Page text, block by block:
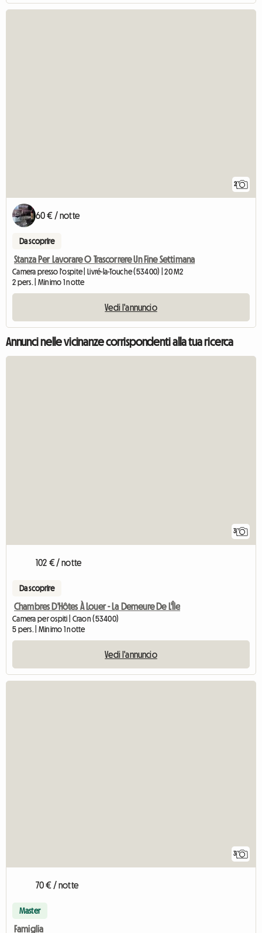
2
60 € / notte
Da scoprire
Stanza Per Lavorare O Trascorrere Un Fine Settimana
Camera presso l'ospite | Livré-la-Touche (53400) | 20 M2
2 pers. | Minimo 1 notte
Vedi l'annuncio
Annunci nelle vicinanze corrispondenti alla tua ricerca
3
102 € / notte
Da scoprire
Chambres D'Hôtes À Louer - La Demeure De L'Île
Camera per ospiti | Craon (53400)
5 pers. | Minimo 1 notte
Vedi l'annuncio
3
70 € / notte
Master
Famiglia